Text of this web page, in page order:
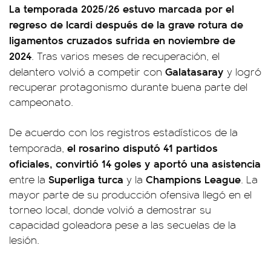
La temporada 2025/26 estuvo marcada por el
regreso de Icardi después de la grave rotura de
ligamentos cruzados sufrida en noviembre de
2024. Tras varios meses de recuperación, el
delantero volvió a competir con Galatasaray y logró
recuperar protagonismo durante buena parte del
campeonato.
De acuerdo con los registros estadísticos de la
temporada, el rosarino disputó 41 partidos
oficiales, convirtió 14 goles y aportó una asistencia
entre la Superliga turca y la Champions League. La
mayor parte de su producción ofensiva llegó en el
torneo local, donde volvió a demostrar su
capacidad goleadora pese a las secuelas de la
lesión.